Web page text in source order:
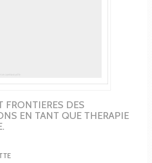
FRONTIERES DES
EN TANT QUE THERAPIE